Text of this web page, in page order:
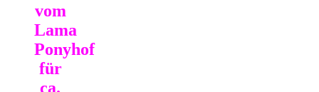
vom
Lama
Ponyhof
für
ca.